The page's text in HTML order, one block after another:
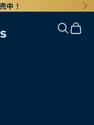
中！ 次
検索カー